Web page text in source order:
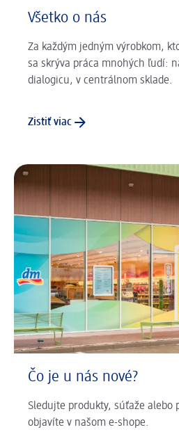
Všetko o nás
Za každým jedným výrobkom,
sa skrýva práca mnohých ľudí:
dialogicu, v centrálnom sklade.
Zistiť viac
Čo je u nás nové?
Sledujte produkty, súťaže alebo
objavíte v našom e-shope.